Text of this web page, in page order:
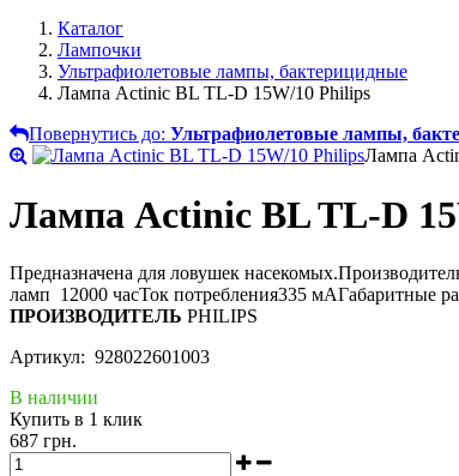
Каталог
Лампочки
Ультрафиолетовые лампы, бактерицидные
Лампа Actinic BL TL-D 15W/10 Philips
Повернутись до: Ультрафиолетовые лампы,
Лампа
Лампа Actinic BL TL-D
Предназначена для ловушек
ламп 12000 часТок потребления335 мАГабаритные
ПРОИЗВОДИТЕЛЬ PHILIPS
Артикул: 928022601003
В наличии
Купить в 1 клик
687 грн.